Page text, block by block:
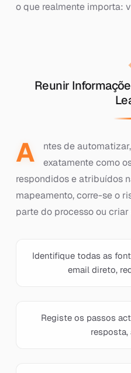
o que realmente importa:
Reunir
A
ntes de
exatamente como
respondidos e atribuídos
mapeamento, corre-se o
parte do processo ou
Identifique todas as
email direto,
Registe os passos